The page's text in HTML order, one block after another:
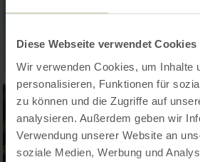
Diese Webseite verwendet Cookies
Wir verwenden Cookies, um Inhalte
personalisieren, Funktionen für
zu können und die Zugriffe auf
analysieren. Außerdem geben wir
Verwendung unserer Website an
soziale Medien, Werbung und